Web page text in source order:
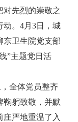
对先烈的崇敬之
。 4月 3日，城
东卫生院党支部
”主题党日活
全体党员整齐
鞠躬致敬，并默
严地重温了入